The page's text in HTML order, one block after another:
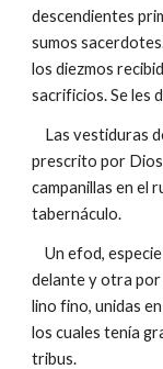
descendientes
sumos
los diezmos
sacrificios. Se les
Las vestiduras
prescrito por Dios
campanillas en el
tabernáculo.
Un efod,
delante y otra por
lino fino, unidas
los cuales tenía
tribus.